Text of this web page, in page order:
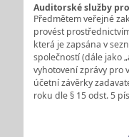
Auditorské služby pro
Předmětem veřejné
provést
která je zapsána v
společností (dále jako
vyhotovení zprávy pro
účetní závěrky
roku dle § 15 odst. 5